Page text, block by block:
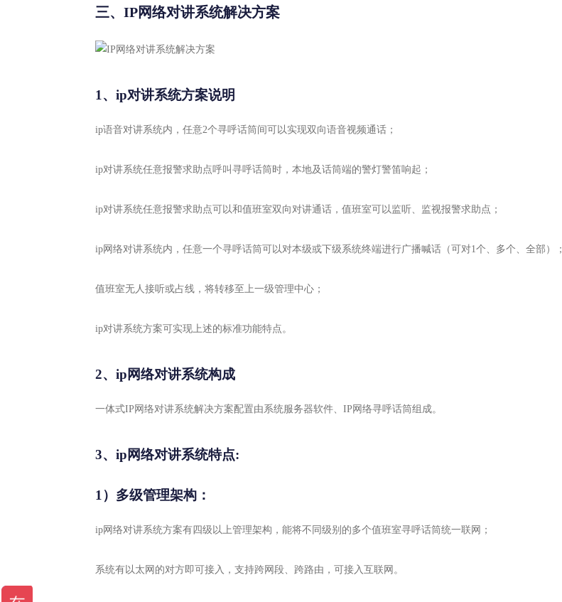
三、IP网络对讲系统解决方案
1、ip对讲系统方案说明
ip语音对讲系统内，任意2个寻呼话筒间可以实现双向语音视频通话；
ip对讲系统任意报警求助点呼叫寻呼话筒时，本地及话筒端的警灯警笛响起；
ip对讲系统任意报警求助点可以和值班室双向对讲通话，值班室可以监听、监视报警求助点；
ip网络对讲系统内，任意一个寻呼话筒可以对本级或下级系统终端进行广播喊话（可对1个、多个、全部）；
值班室无人接听或占线，将转移至上一级管理中心；
ip对讲系统方案可实现上述的标准功能特点。
2、ip网络对讲系统构成
一体式IP网络对讲系统解决方案配置由系统服务器软件、IP网络寻呼话筒组成。
3、ip网络对讲系统特点:
1）多级管理架构：
ip网络对讲系统方案有四级以上管理架构，能将不同级别的多个值班室寻呼话筒统一联网；
系统有以太网的对方即可接入，支持跨网段、跨路由，可接入互联网。